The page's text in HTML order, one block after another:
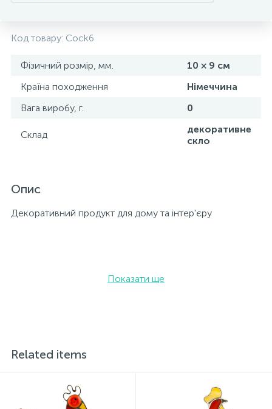
Код товару: Cock6
Фізичний розмір, мм.
10 × 9 см
Країна походження
Німеччина
Вага виробу, г.
0
Склад
декоративне
скло
Опис
Декоративний продукт для дому та інтер'єру
Показати ще
Related items